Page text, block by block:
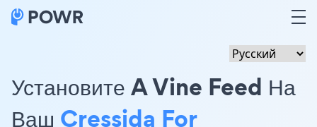
Установите A Vine Feed На
Ваш Cressida For